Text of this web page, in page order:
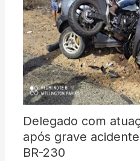
Delegado com
após grave
BR-230